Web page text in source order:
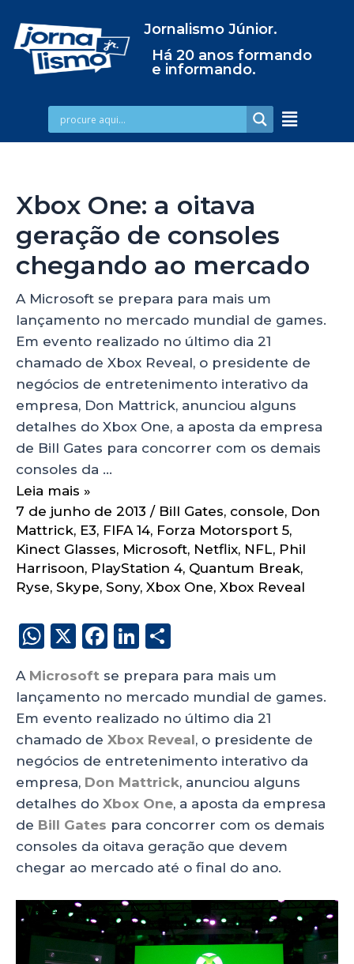
Jornalismo Júnior.
Há 20 anos formando
e informando.
Xbox One: a oitava
geração de consoles
chegando ao mercado
A Microsoft se prepara para mais um
lançamento no mercado mundial de games.
Em evento realizado no último dia 21
chamado de Xbox Reveal, o presidente de
negócios de entretenimento interativo da
empresa, Don Mattrick, anunciou alguns
detalhes do Xbox One, a aposta da empresa
de Bill Gates para concorrer com os demais
consoles da …
Leia mais »
7 de junho de 2013 / Bill Gates, console, Don
Mattrick, E3, FIFA 14, Forza Motorsport 5,
Kinect Glasses, Microsoft, Netflix, NFL, Phil
Harrisoon, PlayStation 4, Quantum Break,
Ryse, Skype, Sony, Xbox One, Xbox Reveal
W
a
ts
A
p
p
X
F
c
e
b
o
o
k
Li
k
e
dI
n
a
re
A Microsoft se prepara para mais um
lançamento no mercado mundial de games.
Em evento realizado no último dia 21
chamado de Xbox Reveal, o presidente de
negócios de entretenimento interativo da
empresa, Don Mattrick, anunciou alguns
detalhes do Xbox One, a aposta da empresa
de Bill Gates para concorrer com os demais
consoles da oitava geração que devem
chegar ao mercado até o final do ano.